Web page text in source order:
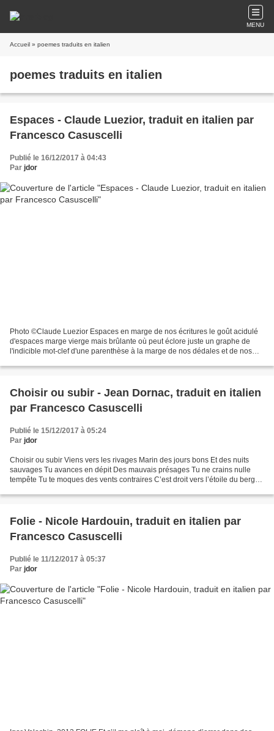
MENU
Accueil » poemes traduits en italien
poemes traduits en italien
Espaces - Claude Luezior, traduit en italien par
Francesco Casuscelli
Publié le 16/12/2017 à 04:43
Par jdor
Photo ©Claude Luezior Espaces en marge de nos écritures le goût acidulé
d'espaces marge vierge mais brûlante où peut éclore juste un graphe de
l'indicible mot-clef d'une parenthèse à la marge de nos dédales et de nos
Choisir ou subir - Jean Dornac, traduit en italien
par Francesco Casuscelli
Publié le 15/12/2017 à 05:24
Par jdor
Choisir ou subir Viens vers les rivages Marin des jours bons Et des nuits
sauvages Tu avances en dépit Des mauvais présages Tu ne crains nulle
tempête Tu te moques des vents contraires C’est droit vers l’étoile du berger
Folie - Nicole Hardouin, traduit en italien par
Francesco Casuscelli
Publié le 11/12/2017 à 05:37
Par jdor